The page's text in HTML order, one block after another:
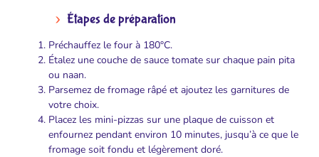
Étapes de préparation
Préchauffez le four à 180°C.
Étalez une couche de sauce tomate sur chaque pain pita
ou naan.
Parsemez de fromage râpé et ajoutez les garnitures de
votre choix.
Placez les mini-pizzas sur une plaque de cuisson et
enfournez pendant environ 10 minutes, jusqu’à ce que le
fromage soit fondu et légèrement doré.